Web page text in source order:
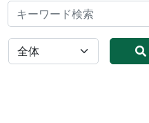
検索
全体